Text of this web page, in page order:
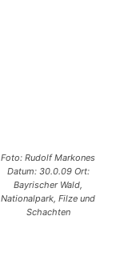
Foto: Rudolf Markones
Datum: 30.0.09 Ort:
Bayrischer Wald,
Nationalpark, Filze und
Schachten